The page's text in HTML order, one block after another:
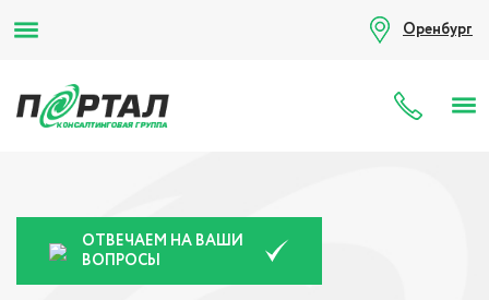
Оренбург
8
ОТВЕЧАЕМ НА ВАШИ
ВОПРОСЫ